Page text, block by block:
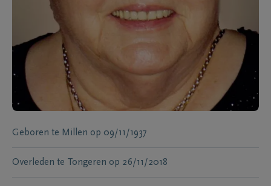
Geboren te Millen op 09/11/1937
Overleden te Tongeren op 26/11/2018